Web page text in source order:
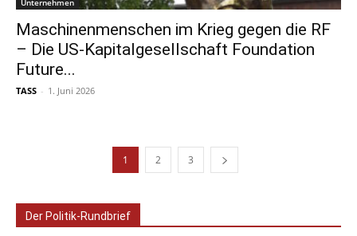
Unternehmen
Maschinenmenschen im Krieg gegen die RF
– Die US-Kapitalgesellschaft Foundation
Future...
TASS - 1. Juni 2026
1 2 3
Der Politik-Rundbrief